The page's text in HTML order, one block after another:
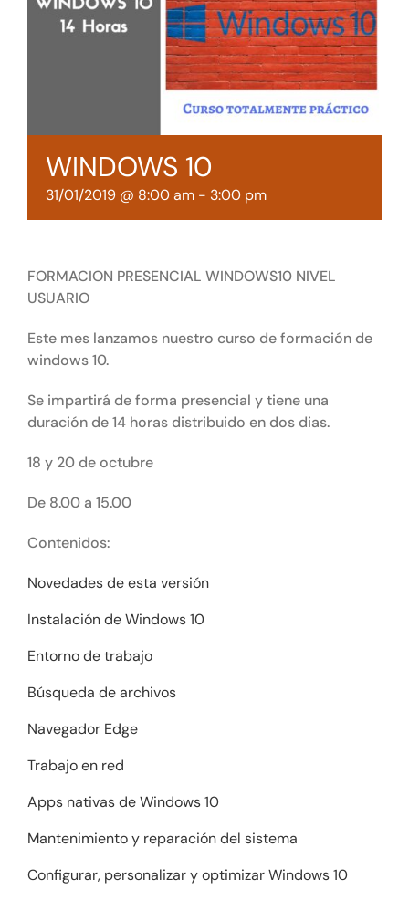
Tienda online
WINDOWS 10
31/01/2019 @ 8:00 am - 3:00 pm
FORMACION PRESENCIAL WINDOWS10 NIVEL
USUARIO
Este mes lanzamos nuestro curso de formación de
windows 10.
Se impartirá de forma presencial y tiene una
duración de 14 horas distribuido en dos dias.
18 y 20 de octubre
De 8.00 a 15.00
Contenidos:
Novedades de esta versión
Instalación de Windows 10
Entorno de trabajo
Búsqueda de archivos
Navegador Edge
Trabajo en red
Apps nativas de Windows 10
Mantenimiento y reparación del sistema
Configurar, personalizar y optimizar Windows 10